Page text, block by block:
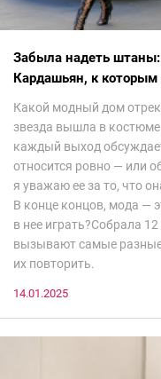
Забыла надеть
Кардашьян, к которым
Какой модный дом
звезда вышла в
каждый выход
относится ровно — или
я уважаю ее за то, что
В конце концов, мода —
в нее играть?Собрала
вызывают самые
их повторить.
14.01.2025